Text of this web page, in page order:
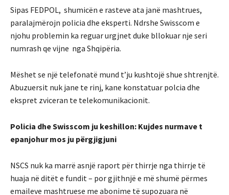
Sipas FEDPOL, shumicën e rasteve ata janë mashtrues,
paralajmërojn policia dhe eksperti. Ndrshe Swisscom e
njohu problemin ka reguar urgjnet duke bllokuar nje seri
numrash qe vijne nga Shqipëria.
Mëshet se një telefonatë mund t’ju kushtojë shue shtrenjtë.
Abuzuersit nuk jane te rinj, kane konstatuar polcia dhe
ekspret zviceran te telekomunikacionit.
Policia dhe Swisscom ju keshillon: Kujdes nurmave t
epanjohur mos ju përgjigjuni
NSCS nuk ka marrë asnjë raport për thirrje nga thirrje të
huaja në ditët e fundit – por gjithnjë e më shumë përmes
emaileve mashtruese me abonime të supozuara në